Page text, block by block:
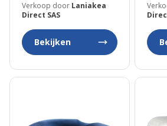
Verkoop door Laniakea
Direct SAS
Bekijken